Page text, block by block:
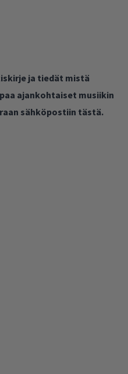
ja tiedät mistä
ajankohtaiset musiikin
sähköpostiin tästä.